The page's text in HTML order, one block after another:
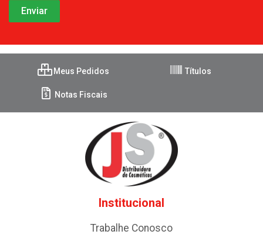
Meus Pedidos Títulos
Notas Fiscais
Institucional
Trabalhe Conosco